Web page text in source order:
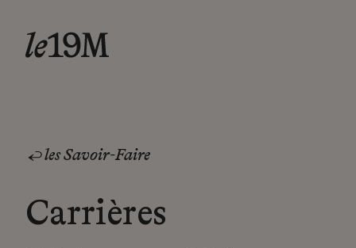
les Savoir-Faire
Carrières